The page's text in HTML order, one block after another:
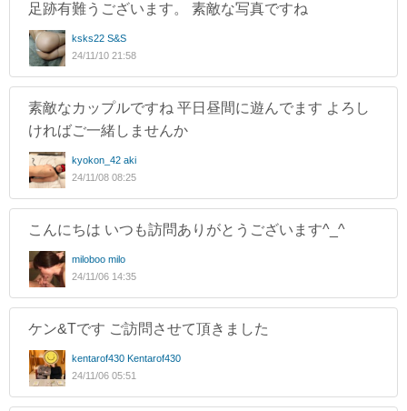
足跡有難うございます。 素敵な写真ですね
ksks22 S&S
24/11/10 21:58
素敵なカップルですね 平日昼間に遊んでます よろし
ければご一緒しませんか
kyokon_42 aki
24/11/08 08:25
こんにちは いつも訪問ありがとうございます^_^
miloboo milo
24/11/06 14:35
ケン&Tです ご訪問させて頂きました
kentarof430 Kentarof430
24/11/06 05:51